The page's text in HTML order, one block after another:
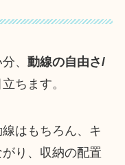
、 動線の自由さ/
ちます。
はもちろん、キ
り、収納の配置